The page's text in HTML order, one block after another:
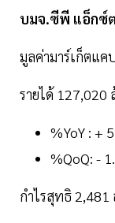
บมจ.ซีพี แอ็กซ์ต
มูลค่ามาร์เก็ตแ
รายได้ 127,020
%YoY : +
%QoQ: -
กำไรสุทธิ 2,481